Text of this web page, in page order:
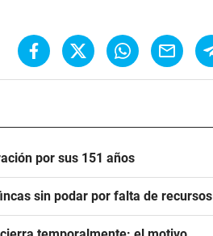
por sus 151 años
sin podar por falta de recursos